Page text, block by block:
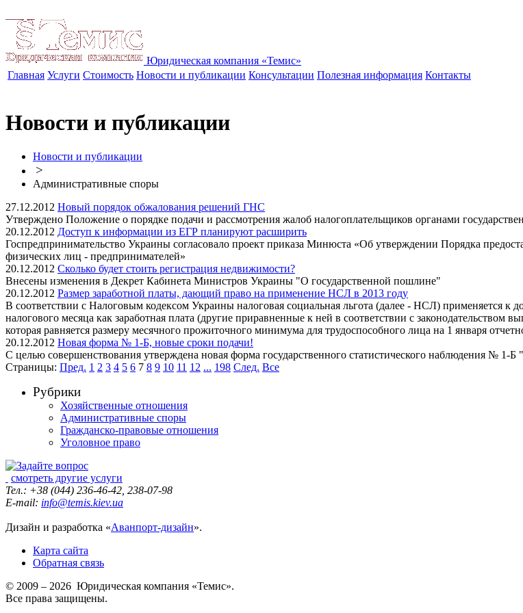
Юридическая компания «Темис»
Главная Услуги Стоимость Новости и публикации Консультации Полезная информация Контакты
Новости и публикации
Новости и публикации
>
Административные споры
27.12.2012 Новый порядок обжалования решений ГНС
Утверждено Положение о порядке подачи и рассмотрения жалоб налогоплательщиков органами
20.12.2012 Доступ к информации из ЕГР планируют расширить
Госпредпринимательство Украины согласовало проект приказа Минюста «Об утверждении Порядка
физических лиц - предпринимателей»
20.12.2012 Сколько будет стоить регистрация недвижимости?
Внесены изменения в Декрет Кабинета Министров Украины "О государственной пошлине"
20.12.2012 Размер заработной платы, дающий право на применение НСЛ в 2013 году
В соответствии с Налоговым кодексом Украины налоговая социальная льгота (далее - НСЛ) применяется к
налогового месяца как заработная плата (другие приравненные к ней в соответствии с
которая равняется размеру месячного прожиточного минимума для трудоспособного лица на 1 января
20.12.2012 Новая форма № 1-Б, новые сроки подачи!
С целью совершенствования утверждена новая форма государственного статистического наблюдения № 1-Б
Страницы: Пред. 1 2 3 4 5 6 7 8 9 10 11 12 ... 198 След. Все
Рубрики
Хозяйственные отношения
Административные споры
Гражданско-правовые отношения
Уголовное право
смотреть другие услуги
Тел.: +38 (044) 236-46-42, 238-07-98
E-mail: info@temis.kiev.ua
Дизайн и разработка «Аванпорт-дизайн».
Карта сайта
Обратная связь
© 2009 – 2026 Юридическая компания «Темис».
Все права защищены.